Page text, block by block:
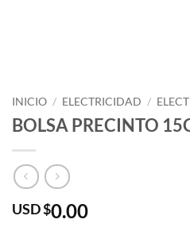
INICIO / ELECTRICIDAD /
BOLSA PRECINTO
USD $0.00